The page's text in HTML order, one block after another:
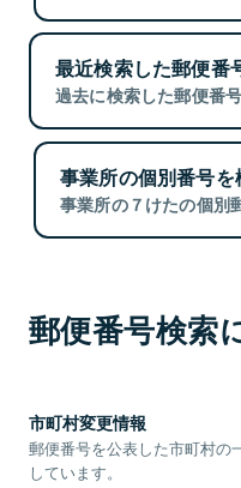
最近検索した郵便番
過去に検索した郵便番
事業所の個別番号を
事業所の７けたの個別
郵便番号検索
市町村変更情報
郵便番号を公表した市町村の
しています。